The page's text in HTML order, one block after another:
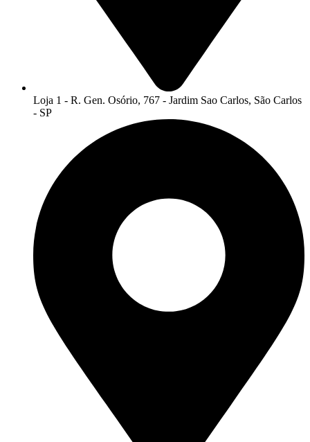
Loja 1 - R. Gen. Osório, 767 - Jardim Sao Carlos, São Carlos
- SP